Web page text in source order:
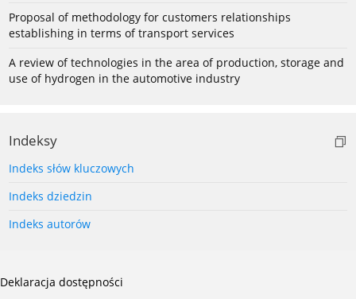
Proposal of methodology for customers relationships
establishing in terms of transport services
A review of technologies in the area of production, storage and
use of hydrogen in the automotive industry
Indeksy
Indeks słów kluczowych
Indeks dziedzin
Indeks autorów
Deklaracja dostępności